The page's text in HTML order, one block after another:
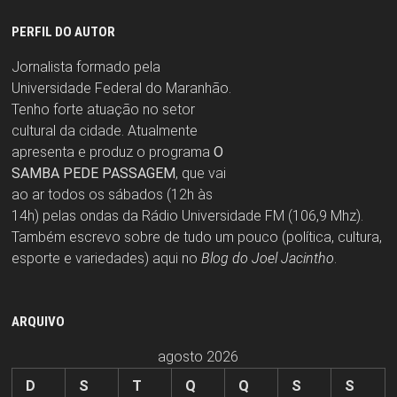
PERFIL DO AUTOR
Jornalista formado pela
Universidade Federal do Maranhão.
Tenho forte atuação no setor
cultural da cidade. Atualmente
apresenta e produz o programa O
SAMBA PEDE PASSAGEM, que vai
ao ar todos os sábados (12h às
14h) pelas ondas da Rádio Universidade FM (106,9 Mhz).
Também escrevo sobre de tudo um pouco (política, cultura,
esporte e variedades) aqui no Blog do Joel Jacintho.
ARQUIVO
agosto 2026
D
S T Q Q S S